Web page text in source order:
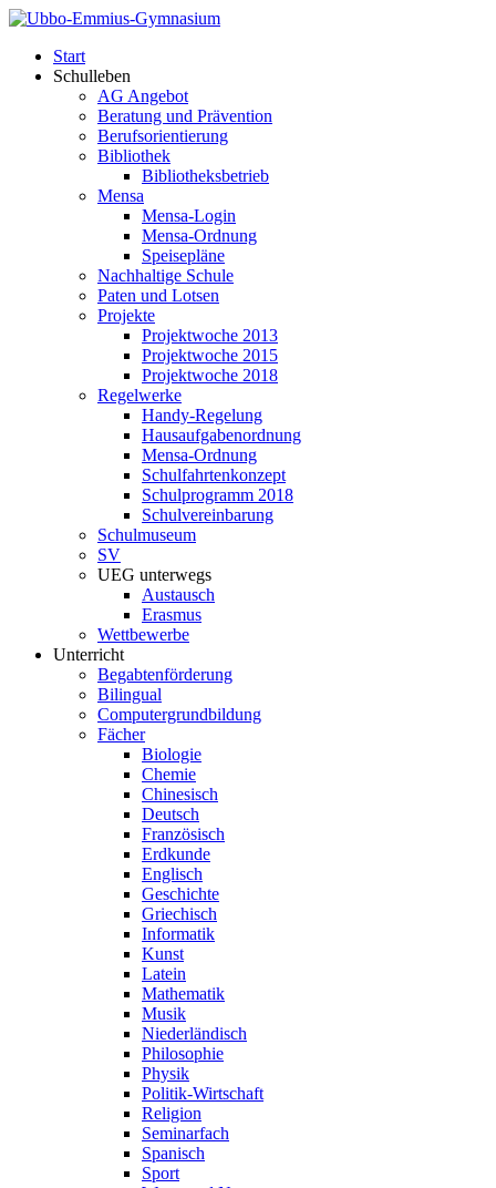
Start
Schulleben
AG Angebot
Beratung und Prävention
Berufsorientierung
Bibliothek
Bibliotheksbetrieb
Mensa
Mensa-Login
Mensa-Ordnung
Speisepläne
Nachhaltige Schule
Paten und Lotsen
Projekte
Projektwoche 2013
Projektwoche 2015
Projektwoche 2018
Regelwerke
Handy-Regelung
Hausaufgabenordnung
Mensa-Ordnung
Schulfahrtenkonzept
Schulprogramm 2018
Schulvereinbarung
Schulmuseum
SV
UEG unterwegs
Austausch
Erasmus
Wettbewerbe
Unterricht
Begabtenförderung
Bilingual
Computergrundbildung
Fächer
Biologie
Chemie
Chinesisch
Deutsch
Französisch
Erdkunde
Englisch
Geschichte
Griechisch
Informatik
Kunst
Latein
Mathematik
Musik
Niederländisch
Philosophie
Physik
Politik-Wirtschaft
Religion
Seminarfach
Spanisch
Sport